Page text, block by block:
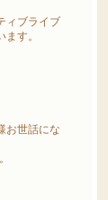
ィブライブ
す。
お世話にな